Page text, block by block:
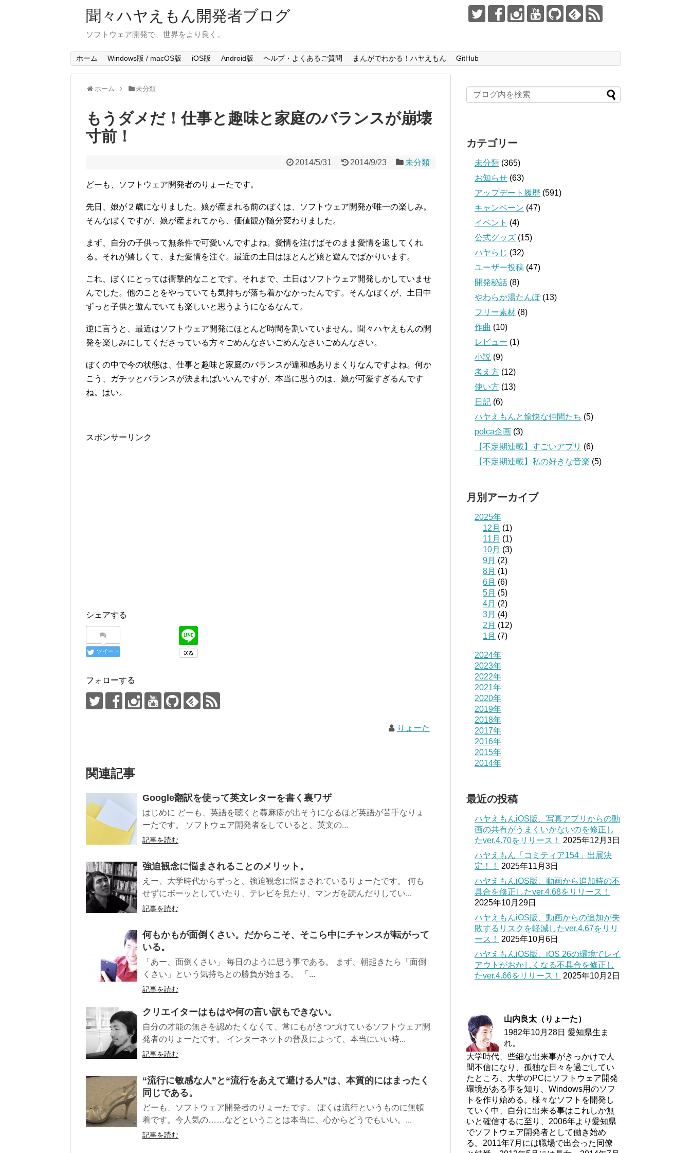
聞々ハヤえもん開発者ブログ
ソフトウェア開発で、世界をより良く。
ホーム Windows版 / macOS版 iOS版 Android版 ヘルプ・よくあるご質問 まんがでわかる！ハヤえもん GitHub
ホーム 未分類
もうダメだ！仕事と趣味と家庭のバランスが崩壊
寸前！
2014/5/31 2014/9/23 未分類
どーも、ソフトウェア開発者のりょーたです。
先日、娘が２歳になりました。娘が産まれる前のぼくは、ソフトウェア開発が唯一の楽しみ。
そんなぼくですが、娘が産まれてから、価値観が随分変わりました。
まず、自分の子供って無条件で可愛いんですよね。愛情を注げばそのまま愛情を返してくれ
る。それが嬉しくて、また愛情を注ぐ。最近の土日はほとんど娘と遊んでばかりいます。
これ、ぼくにとっては衝撃的なことです。それまで、土日はソフトウェア開発しかしていませ
んでした。他のことをやっていても気持ちが落ち着かなかったんです。そんなぼくが、土日中
ずっと子供と遊んでいても楽しいと思うようになるなんて。
逆に言うと、最近はソフトウェア開発にほとんど時間を割いていません。聞々ハヤえもんの開
発を楽しみにしてくださっている方々ごめんなさいごめんなさいごめんなさい。
ぼくの中で今の状態は、仕事と趣味と家庭のバランスが違和感ありまくりなんですよね。何か
こう、ガチッとバランスが決まればいいんですが、本当に思うのは、娘が可愛すぎるんです
ね。はい。
スポンサーリンク
シェアする
ツイート
フォローする
りょーた
関連記事
Google翻訳を使って英文レターを書く裏ワザ
はじめに どーも、英語を聴くと蕁麻疹が出そうになるほど英語が苦手なりょ
ーたです。 ソフトウェア開発者をしていると、英文の...
記事を読む
強迫観念に悩まされることのメリット。
えー、大学時代からずっと、強迫観念に悩まされているりょーたです。 何も
せずにボーッとしていたり、テレビを見たり、マンガを読んだりしてい...
記事を読む
何もかもが面倒くさい。だからこそ、そこら中にチャンスが転がって
いる。
「あー、面倒くさい」 毎日のように思う事である。 まず、朝起きたら「面倒
くさい」という気持ちとの勝負が始まる。 「...
記事を読む
クリエイターはもはや何の言い訳もできない。
自分の才能の無さを認めたくなくて、常にもがきつづけているソフトウェア開
発者のりょーたです。 インターネットの普及によって、本当にいい時...
記事を読む
“流行に敏感な人”と“流行をあえて避ける人”は、本質的にはまったく
同じである。
どーも、ソフトウェア開発者のりょーたです。 ぼくは流行というものに無頓
着です。今人気の……などということは本当に、心からどうでもいい。...
記事を読む
カテゴリー
未分類 (365)
お知らせ (63)
アップデート履歴 (591)
キャンペーン (47)
イベント (4)
公式グッズ (15)
ハヤらじ (32)
ユーザー投稿 (47)
開発秘話 (8)
やわらか湯たんぽ(13)
フリー素材 (8)
作曲 (10)
レビュー (1)
小説 (9)
考え方 (12)
使い方 (13)
日記 (6)
ハヤえもんと愉快な仲間たち (5)
polca企画 (3)
【不定期連載】すごいアプリ (6)
【不定期連載】私の好きな音楽 (5)
月別アーカイブ
2025年
12月 (1)
11月 (1)
10月 (3)
9月 (2)
8月 (1)
6月 (6)
5月 (5)
4月 (2)
3月 (4)
2月 (12)
1月 (7)
2024年
2023年
2022年
2021年
2020年
2019年
2018年
2017年
2016年
2015年
2014年
最近の投稿
ハヤえもんiOS版、写真アプリからの動
画の共有がうまくいかないのを修正し
たver.4.70をリリース！
2025年12月3日
ハヤえもん「コミティア154」出展決
定！！
2025年11月3日
ハヤえもんiOS版、動画から追加時の不
具合を修正したver.4.68をリリース！
2025年10月29日
ハヤえもんiOS版、動画からの追加が失
敗するリスクを軽減したver.4.67をリリ
ース！
2025年10月6日
ハヤえもんiOS版、iOS 26の環境でレイ
アウトがおかしくなる不具合を修正し
たver.4.66をリリース！
2025年10月2日
山内良太（りょーた）
1982年10月28日 愛知県生ま
れ。
大学時代、些細な出来事がきっかけで人
間不信になり、孤独な日々を過ごしてい
たところ、大学のPCにソフトウェア開発
環境がある事を知り、Windows用のソフ
トを作り始める。様々なソフトを開発し
ていく中、自分に出来る事はこれしか無
いと確信するに至り、2006年より愛知県
でソフトウェア開発者として働き始め
る。2011年7月には職場で出会った同僚